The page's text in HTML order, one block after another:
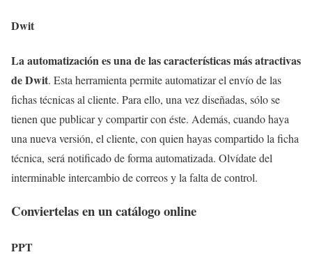
Dwit
La automatización es una de las características más atractivas
de Dwit. Esta herramienta permite automatizar el envío de las
fichas técnicas al cliente. Para ello, una vez diseñadas, sólo se
tienen que publicar y compartir con éste. Además, cuando haya
una nueva versión, el cliente, con quien hayas compartido la ficha
técnica, será notificado de forma automatizada. Olvídate del
interminable intercambio de correos y la falta de control.
Conviertelas en un catálogo online
PPT